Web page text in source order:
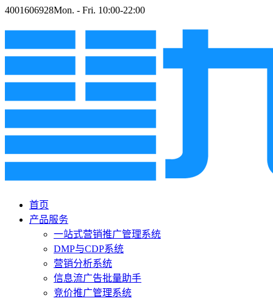
4001606928Mon. - Fri. 10:00-22:00
首页
产品服务
一站式营销推广管理系统
DMP与CDP系统
营销分析系统
信息流广告批量助手
竞价推广管理系统